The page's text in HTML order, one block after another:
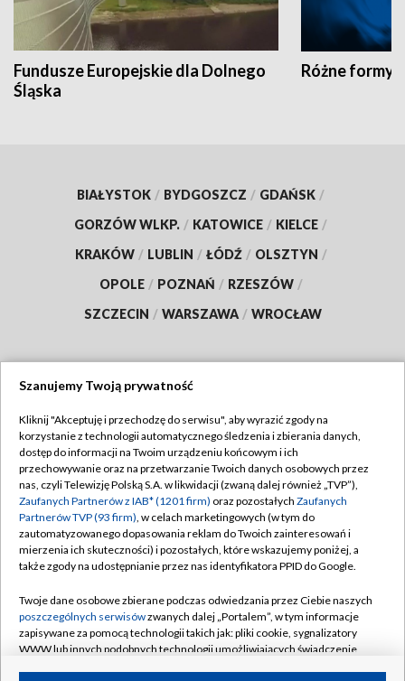
Fundusze Europejskie dla Dolnego
Śląska
Różne formy
BIAŁYSTOK / BYDGOSZCZ / GDAŃSK /
GORZÓW WLKP. / KATOWICE / KIELCE /
KRAKÓW / LUBLIN / ŁÓDŹ / OLSZTYN /
OPOLE / POZNAŃ / RZESZÓW /
SZCZECIN / WARSZAWA / WROCŁAW
TVP
Abonament TVP
Emisja w TVP
Centrum informacji TVP
Naziemna Telewizja Cyfrowa
Rada Programowa
System NOS
Informacje o nadawcy
Regulamin TVP
Polityka prywatności
Moje zgody
Pomoc
Kontakt
Kanały
Szanujemy Twoją prywatność
Kliknij "Akceptuję i przechodzę do serwisu", aby wyrazić zgody na
korzystanie z technologii automatycznego śledzenia i zbierania danych,
dostęp do informacji na Twoim urządzeniu końcowym i ich
przechowywanie oraz na przetwarzanie Twoich danych osobowych przez
nas, czyli Telewizję Polską S.A. w likwidacji (zwaną dalej również „TVP”),
Zaufanych Partnerów z IAB* (1201 firm) oraz pozostałych Zaufanych
Partnerów TVP (93 firm), w celach marketingowych (w tym do
zautomatyzowanego dopasowania reklam do Twoich zainteresowań i
mierzenia ich skuteczności) i pozostałych, które wskazujemy poniżej, a
także zgody na udostępnianie przez nas identyfikatora PPID do Google.
Twoje dane osobowe zbierane podczas odwiedzania przez Ciebie naszych
poszczególnych serwisówzwanych dalej „Portalem”, w tym informacje
zapisywane za pomocą technologii takich jak: pliki cookie, sygnalizatory
WWW lub innych podobnych technologii umożliwiających świadczenie